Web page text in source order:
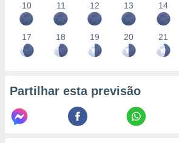
10 11 12 13 14
17 18 19 20 21
Partilhar esta previsão